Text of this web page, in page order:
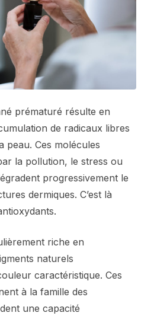
prématuré résulte en
de radicaux libres
peau. Ces molécules
la pollution, le stress ou
progressivement le
dermiques. C’est là
riche en
naturels
caractéristique. Ces
à la famille des
une capacité